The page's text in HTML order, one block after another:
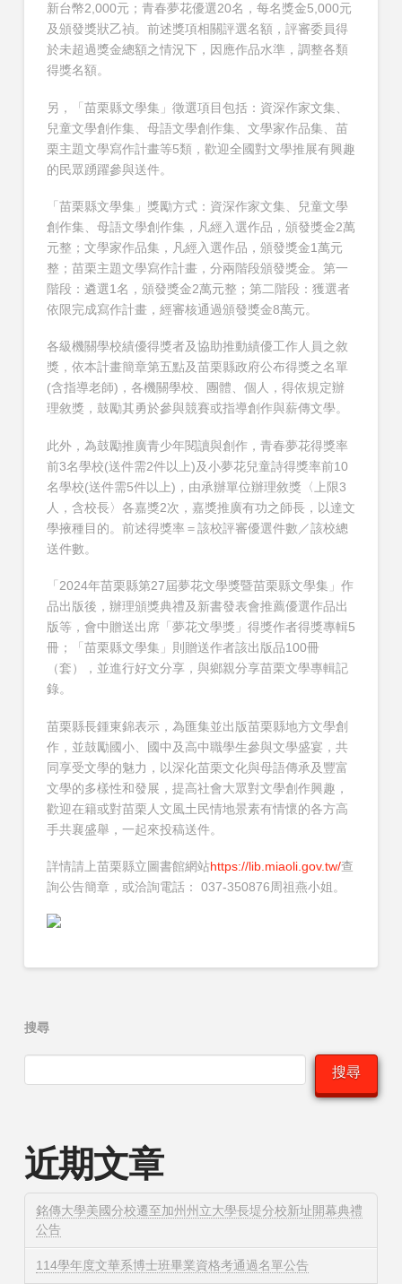
新台幣2,000元；青春夢花優選20名，每名獎金5,000元
及頒發獎狀乙禎。前述獎項相關評選名額，評審委員得
於未超過獎金總額之情況下，因應作品水準，調整各類
得獎名額。
另，「苗栗縣文學集」徵選項目包括：資深作家文集、
兒童文學創作集、母語文學創作集、文學家作品集、苗
栗主題文學寫作計畫等5類，歡迎全國對文學推展有興趣
的民眾踴躍參與送件。
「苗栗縣文學集」獎勵方式：資深作家文集、兒童文學
創作集、母語文學創作集，凡經入選作品，頒發獎金2萬
元整；文學家作品集，凡經入選作品，頒發獎金1萬元
整；苗栗主題文學寫作計畫，分兩階段頒發獎金。第一
階段：遴選1名，頒發獎金2萬元整；第二階段：獲選者
依限完成寫作計畫，經審核通過頒發獎金8萬元。
各級機關學校績優得獎者及協助推動績優工作人員之敘
獎，依本計畫簡章第五點及苗栗縣政府公布得獎之名單
(含指導老師)，各機關學校、團體、個人，得依規定辦
理敘獎，鼓勵其勇於參與競賽或指導創作與薪傳文學。
此外，為鼓勵推廣青少年閱讀與創作，青春夢花得獎率
前3名學校(送件需2件以上)及小夢花兒童詩得獎率前10
名學校(送件需5件以上)，由承辦單位辦理敘獎〈上限3
人，含校長〉各嘉獎2次，嘉獎推廣有功之師長，以達文
學掖種目的。前述得獎率＝該校評審優選件數／該校總
送件數。
「2024年苗栗縣第27屆夢花文學獎暨苗栗縣文學集」作
品出版後，辦理頒獎典禮及新書發表會推薦優選作品出
版等，會中贈送出席「夢花文學獎」得獎作者得獎專輯5
冊；「苗栗縣文學集」則贈送作者該出版品100冊
（套），並進行好文分享，與鄉親分享苗栗文學專輯記
錄。
苗栗縣長鍾東錦表示，為匯集並出版苗栗縣地方文學創
作，並鼓勵國小、國中及高中職學生參與文學盛宴，共
同享受文學的魅力，以深化苗栗文化與母語傳承及豐富
文學的多樣性和發展，提高社會大眾對文學創作興趣，
歡迎在籍或對苗栗人文風土民情地景素有情懷的各方高
手共襄盛舉，一起來投稿送件。
詳情請上苗栗縣立圖書館網站https://lib.miaoli.gov.tw/查
詢公告簡章，或洽詢電話： 037-350876周祖燕小姐。
搜尋
搜尋
近期文章
銘傳大學美國分校遷至加州州立大學長堤分校新址開幕典禮
公告
114學年度文華系博士班畢業資格考通過名單公告